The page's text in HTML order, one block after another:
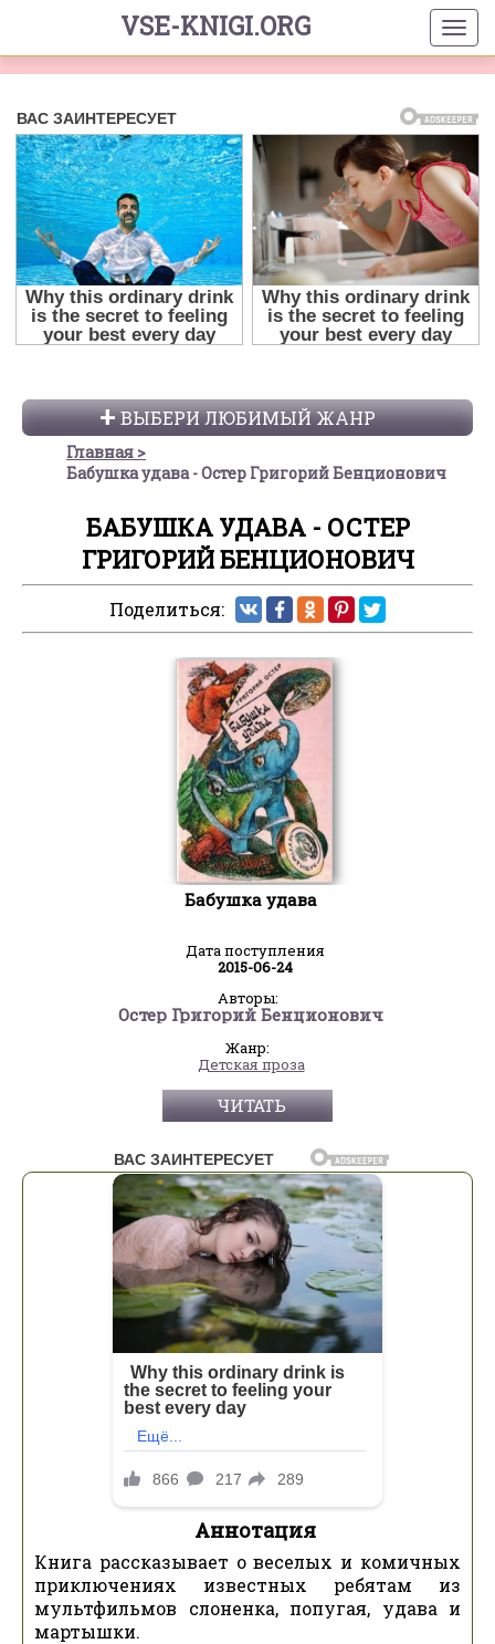
VSE-KNIGI.ORG
ВЫБЕРИ ЛЮБИМЫЙ ЖАНР
Главная
Бабушка удава - Остер Григорий Бенционович
БАБУШКА УДАВА - ОСТЕР
ГРИГОРИЙ БЕНЦИОНОВИЧ
Поделиться:
Бабушка удава
Дата поступления
2015-06-24
Авторы:
Остер Григорий Бенционович
Жанр:
Детская проза
ЧИТАТЬ
Аннотация
Книга рассказывает о веселых и комичных
приключениях известных ребятам из
мультфильмов слоненка, попугая, удава и
мартышки.